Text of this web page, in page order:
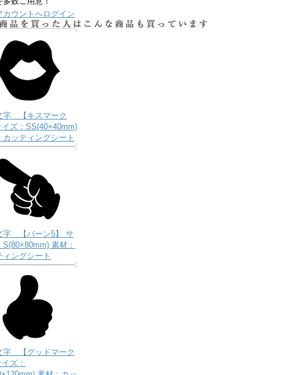
カウントへログイン
字 【キスマーク
イズ：SS(40×40mm)
カッティングシート
字 【バーン5】 サ
S(80×80mm) 素材：
ィングシート
字 【グッドマーク
ズ：